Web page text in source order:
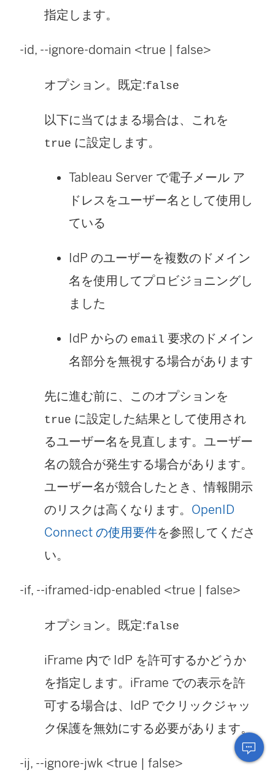
指定します。
-id, --ignore-domain <true | false>
オプション。既定:false
以下に当てはまる場合は、これを
true に設定します。
Tableau Server で電子メール ア
ドレスをユーザー名として使用し
ている
IdP のユーザーを複数のドメイン
名を使用してプロビジョニングし
ました
IdP からの email 要求のドメイン
名部分を無視する場合があります
先に進む前に、このオプションを
true に設定した結果として使用され
るユーザー名を見直します。ユーザー
名の競合が発生する場合があります。
ユーザー名が競合したとき、情報開示
のリスクは高くなります。 OpenID
Connect の使用要件を参照してくださ
い。
-if, --iframed-idp-enabled <true | false>
オプション。既定:false
iFrame 内で IdP を許可するかどうか
を指定します。iFrame での表示を許
可する場合は、IdP でクリックジャッ
ク保護を無効にする必要があります。
-ij, --ignore-jwk <true | false>